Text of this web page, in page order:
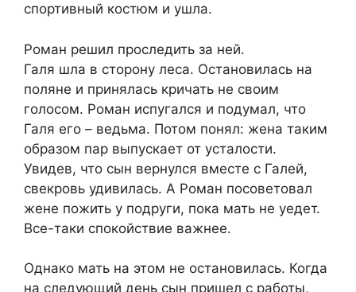
спортивный костюм и ушла.
Роман решил проследить за ней.
Галя шла в сторону леса. Остановилась на
поляне и принялась кричать не своим
голосом. Роман испугался и подумал, что
Галя его – ведьма. Потом понял: жена таким
образом пар выпускает от усталости.
Увидев, что сын вернулся вместе с Галей,
свекровь удивилась. А Роман посоветовал
жене пожить у подруги, пока мать не уедет.
Все-таки спокойствие важнее.
Однако мать на этом не остановилась. Когда
на следующий день сын пришел с работы,